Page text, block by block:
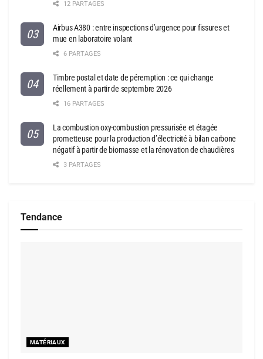
12 PARTAGES
Airbus A380 : entre inspections d’urgence pour fissures et
mue en laboratoire volant
6 PARTAGES
Timbre postal et date de péremption : ce qui change
réellement à partir de septembre 2026
16 PARTAGES
La combustion oxy-combustion pressurisée et étagée
prometteuse pour la production d’électricité à bilan carbone
négatif à partir de biomasse et la rénovation de chaudières
3 PARTAGES
Tendance
MATÉRIAUX